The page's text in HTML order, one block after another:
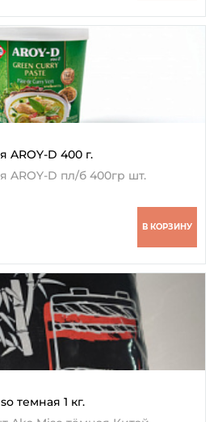
AROY-D 400 г.
AROY-D пл/б 400гр шт.
В КОРЗИНУ
темная 1 кг.